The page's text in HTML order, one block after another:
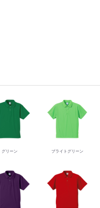
グリーン ブライトグリーン